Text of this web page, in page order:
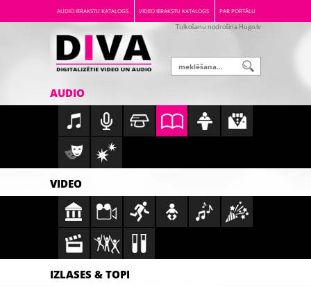
AUDIO IERAKSTU KATALOGS VIDEO IERAKSTU KATALOGS PAR PORTĀLU
Tulkošanu nodrošina Hugo.lv
AUDIO
VIDEO
IZLASES & TOPI